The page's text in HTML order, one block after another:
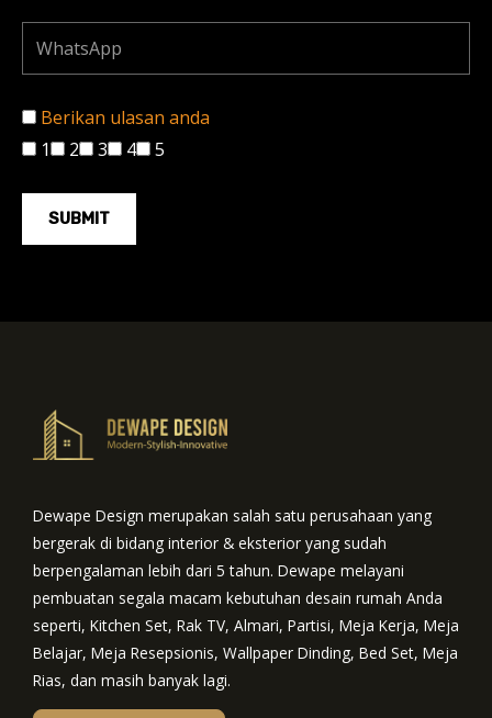
Berikan ulasan anda
1
2 3 4 5
SUBMIT
Dewape Design merupakan salah satu perusahaan yang
bergerak di bidang interior & eksterior yang sudah
berpengalaman lebih dari 5 tahun. Dewape melayani
pembuatan segala macam kebutuhan desain rumah Anda
seperti, Kitchen Set, Rak TV, Almari, Partisi, Meja Kerja, Meja
Belajar, Meja Resepsionis, Wallpaper Dinding, Bed Set, Meja
Rias, dan masih banyak lagi.